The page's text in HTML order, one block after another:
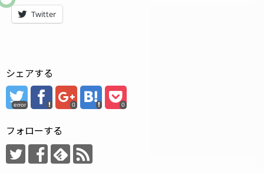
Twitter
シェアする
error 0 0
フォローする